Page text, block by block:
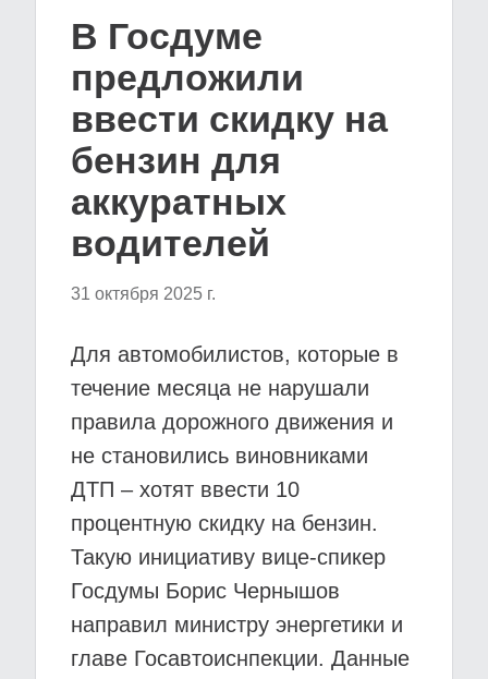
В Госдуме
предложили
ввести скидку на
бензин для
аккуратных
водителей
31 октября 2025 г.
Для автомобилистов, которые в
течение месяца не нарушали
правила дорожного движения и
не становились виновниками
ДТП – хотят ввести 10
процентную скидку на бензин.
Такую инициативу вице-спикер
Госдумы Борис Чернышов
направил министру энергетики и
главе Госавтоиснпекции. Данные